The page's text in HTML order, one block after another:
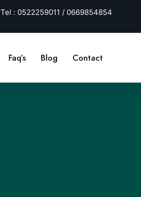
Tel : 0522259011 / 0669854854
Faq’s Blog Contact